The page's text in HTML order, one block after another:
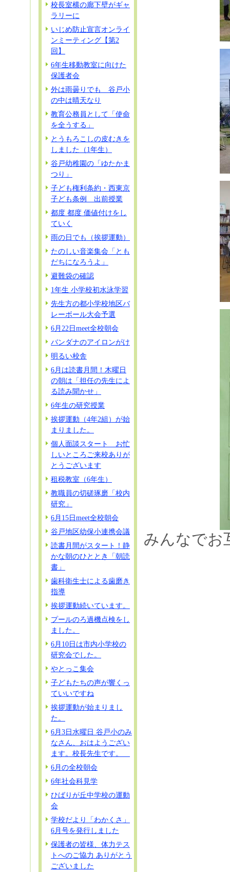
校長室横の廊下壁がギャ
ラリーに
いじめ防止宣言オンライ
ンミーティング【第2
回】
6年生移動教室に向けた
保護者会
外は雨曇りでも 谷戸小
の中は晴天なり
教育公務員として「使命
を全うする」
とうもろこしの皮むきを
しました（1年生）
谷戸幼稚園の「ゆたかま
つり」
子ども権利条約・西東京
子ども条例 出前授業
都度 都度 価値付けをし
ていく
雨の日でも（挨拶運動）
たのしい音楽集会「とも
だちになろうよ」
避難袋の確認
1年生 小学校初水泳学習
先生方の都小学校地区バ
レーボール大会予選
6月22日meet全校朝会
バンダナのアイロンがけ
明るい校舎
6月は読書月間！木曜日
の朝は「担任の先生によ
る読み聞かせ」
6年生の研究授業
挨拶運動（4年2組）が始
まりました。
個人面談スタート お忙
しいところご来校ありが
とうございます
租税教室（6年生）
教職員の切磋琢磨「校内
研究」
6月15日meet全校朝会
谷戸地区幼保小連携会議
読書月間がスタート！静
かな朝のひととき「朝読
書」
歯科衛生士による歯磨き
指導
挨拶運動続いています。
プールのろ過機点検をし
ました。
6月10日は市内小学校の
研究会でした。
やとっこ集会
子どもたちの声が響くっ
ていいですね
挨拶運動が始まりまし
た。
6月3日水曜日 谷戸小のみ
なさん、おはようござい
ます。校長先生です。
6月の全校朝会
6年社会科見学
ひばりが丘中学校の運動
会
学校だより「わかくさ」
6月号を発行しました
保護者の皆様、体力テス
トへのご協力 ありがとう
ございました
みんなでお